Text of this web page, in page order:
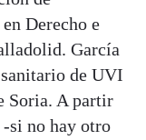
Derecho e
García
de UVI
Soria. A partir
-si no hay otro